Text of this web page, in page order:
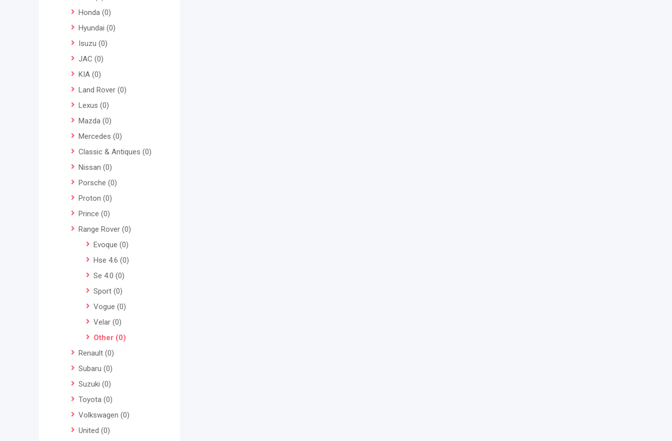
Honda (0)
Hyundai (0)
Isuzu (0)
JAC (0)
KIA (0)
Land Rover (0)
Lexus (0)
Mazda (0)
Mercedes (0)
Classic & Antiques (0)
Nissan (0)
Porsche (0)
Proton (0)
Prince (0)
Range Rover (0)
Evoque (0)
Hse 4.6 (0)
Se 4.0 (0)
Sport (0)
Vogue (0)
Velar (0)
Other (0)
Renault (0)
Subaru (0)
Suzuki (0)
Toyota (0)
Volkswagen (0)
United (0)